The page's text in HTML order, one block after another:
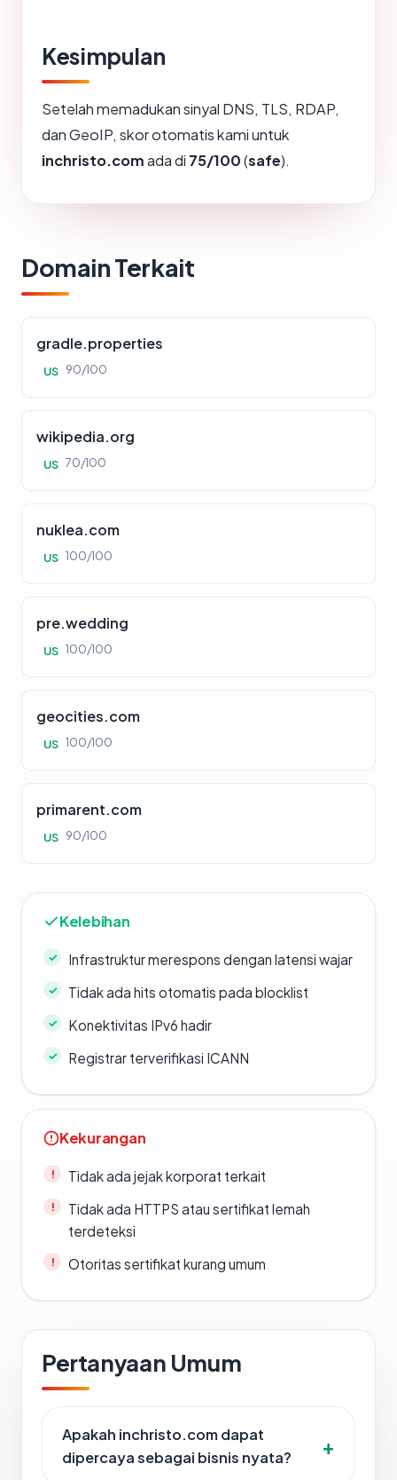
Kesimpulan
Setelah memadukan sinyal DNS, TLS, RDAP,
dan GeoIP, skor otomatis kami untuk
inchristo.comada di 75/100(safe).
Domain Terkait
gradle.properties
US 90/100
wikipedia.org
US 70/100
nuklea.com
US 100/100
pre.wedding
US 100/100
geocities.com
US 100/100
primarent.com
US 90/100
Kelebihan
Infrastruktur merespons dengan latensi wajar
Tidak ada hits otomatis pada blocklist
Konektivitas IPv6 hadir
Registrar terverifikasi ICANN
Kekurangan
Tidak ada jejak korporat terkait
Tidak ada HTTPS atau sertifikat lemah
terdeteksi
Otoritas sertifikat kurang umum
Pertanyaan Umum
Apakah inchristo.com dapat
dipercaya sebagai bisnis nyata?